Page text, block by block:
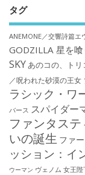
タグ
ANEMONE／交響詩篇
GODZILLA 星を
SKYあのコの、トリ
／呪われた砂漠の王女
ラシック・ワ
バース スパイダー
ファンタス
いの誕生 ファ
ッション：イ
ウーマン ヴェノム 女王陛